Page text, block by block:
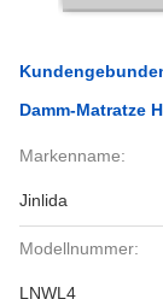
Damm-Matratze
Markenname:
Jinlida
Modellnummer:
LNWL4